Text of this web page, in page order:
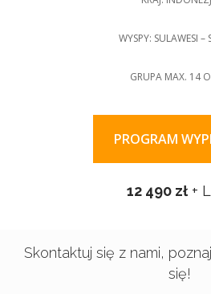
WYSPY: SULAWESI –
GRUPA MAX. 14
PROGRAM
12 490 zł+
Skontaktuj się z nami,
się!